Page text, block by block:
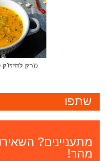
מרק לחיזוק
שתפו
מתעניינים?
מהר!